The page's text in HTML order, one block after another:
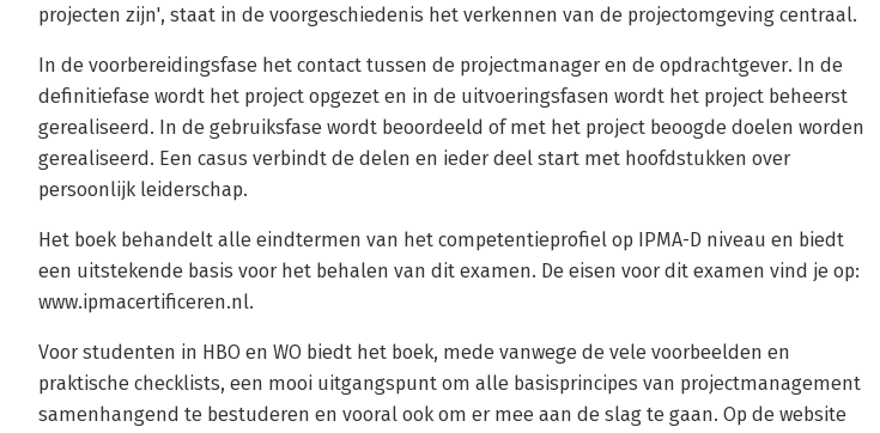
projecten zijn', staat in de voorgeschiedenis het verkennen van de projectomgeving centraal.
In de voorbereidingsfase het contact tussen de projectmanager en de opdrachtgever. In de
definitiefase wordt het project opgezet en in de uitvoeringsfasen wordt het project beheerst
gerealiseerd. In de gebruiksfase wordt beoordeeld of met het project beoogde doelen worden
gerealiseerd. Een casus verbindt de delen en ieder deel start met hoofdstukken over
persoonlijk leiderschap.
Het boek behandelt alle eindtermen van het competentieprofiel op IPMA-D niveau en biedt
een uitstekende basis voor het behalen van dit examen. De eisen voor dit examen vind je op:
www.ipmacertificeren.nl.
Voor studenten in HBO en WO biedt het boek, mede vanwege de vele voorbeelden en
praktische checklists, een mooi uitgangspunt om alle basisprincipes van projectmanagement
samenhangend te bestuderen en vooral ook om er mee aan de slag te gaan. Op de website